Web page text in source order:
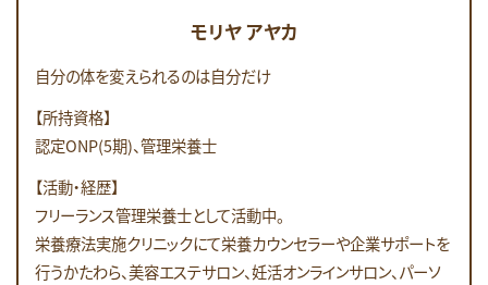
モリヤ アヤカ
自分の体を変えられるのは自分だけ
【所持資格】
認定ONP(5期)、管理栄養士
【活動・経歴】
フリーランス管理栄養士として活動中。
栄養療法実施クリニックにて栄養カウンセラーや企業サポートを
行うかたわら、美容エステサロン、妊活オンラインサロン、パーソ